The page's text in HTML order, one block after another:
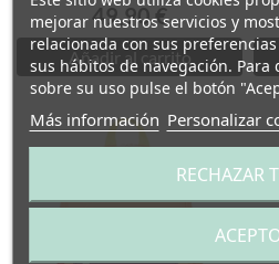
49,90 €
Añadir al carrito
mejorar nuestros servicios y
relacionada con sus
sus hábitos de navegación.
sobre su uso pulse el botón
Más información Personalizar
RECHAZAR